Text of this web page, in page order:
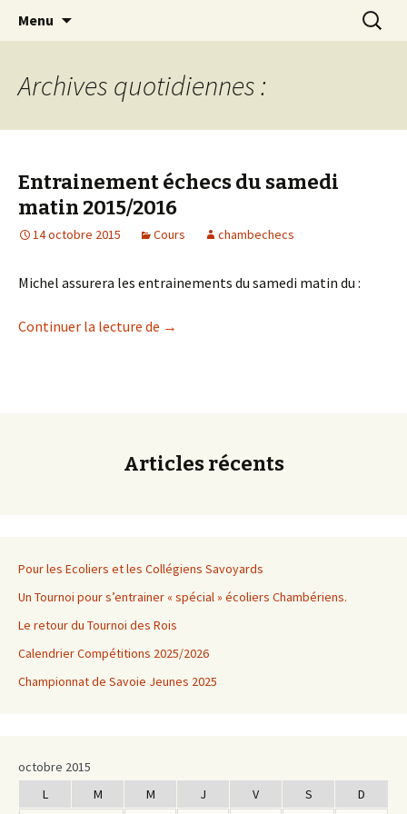
Club d échecs de l
agglomération
chambérienne
Les échecs pour tous
Menu
Archives quotidiennes :
Entrainement échecs du samedi
matin 2015/2016
14 octobre 2015 Cours chambechecs
Michel assurera les entrainements du samedi matin du :
Continuer la lecture de Entrainement échecs du samedi matin
→
Articles récents
Pour les Ecoliers et les Collégiens Savoyards
Un Tournoi pour s’entrainer « spécial » écoliers Chambériens.
Le retour du Tournoi des Rois
Calendrier Compétitions 2025/2026
Championnat de Savoie Jeunes 2025
octobre 2015
L
M M J V S D